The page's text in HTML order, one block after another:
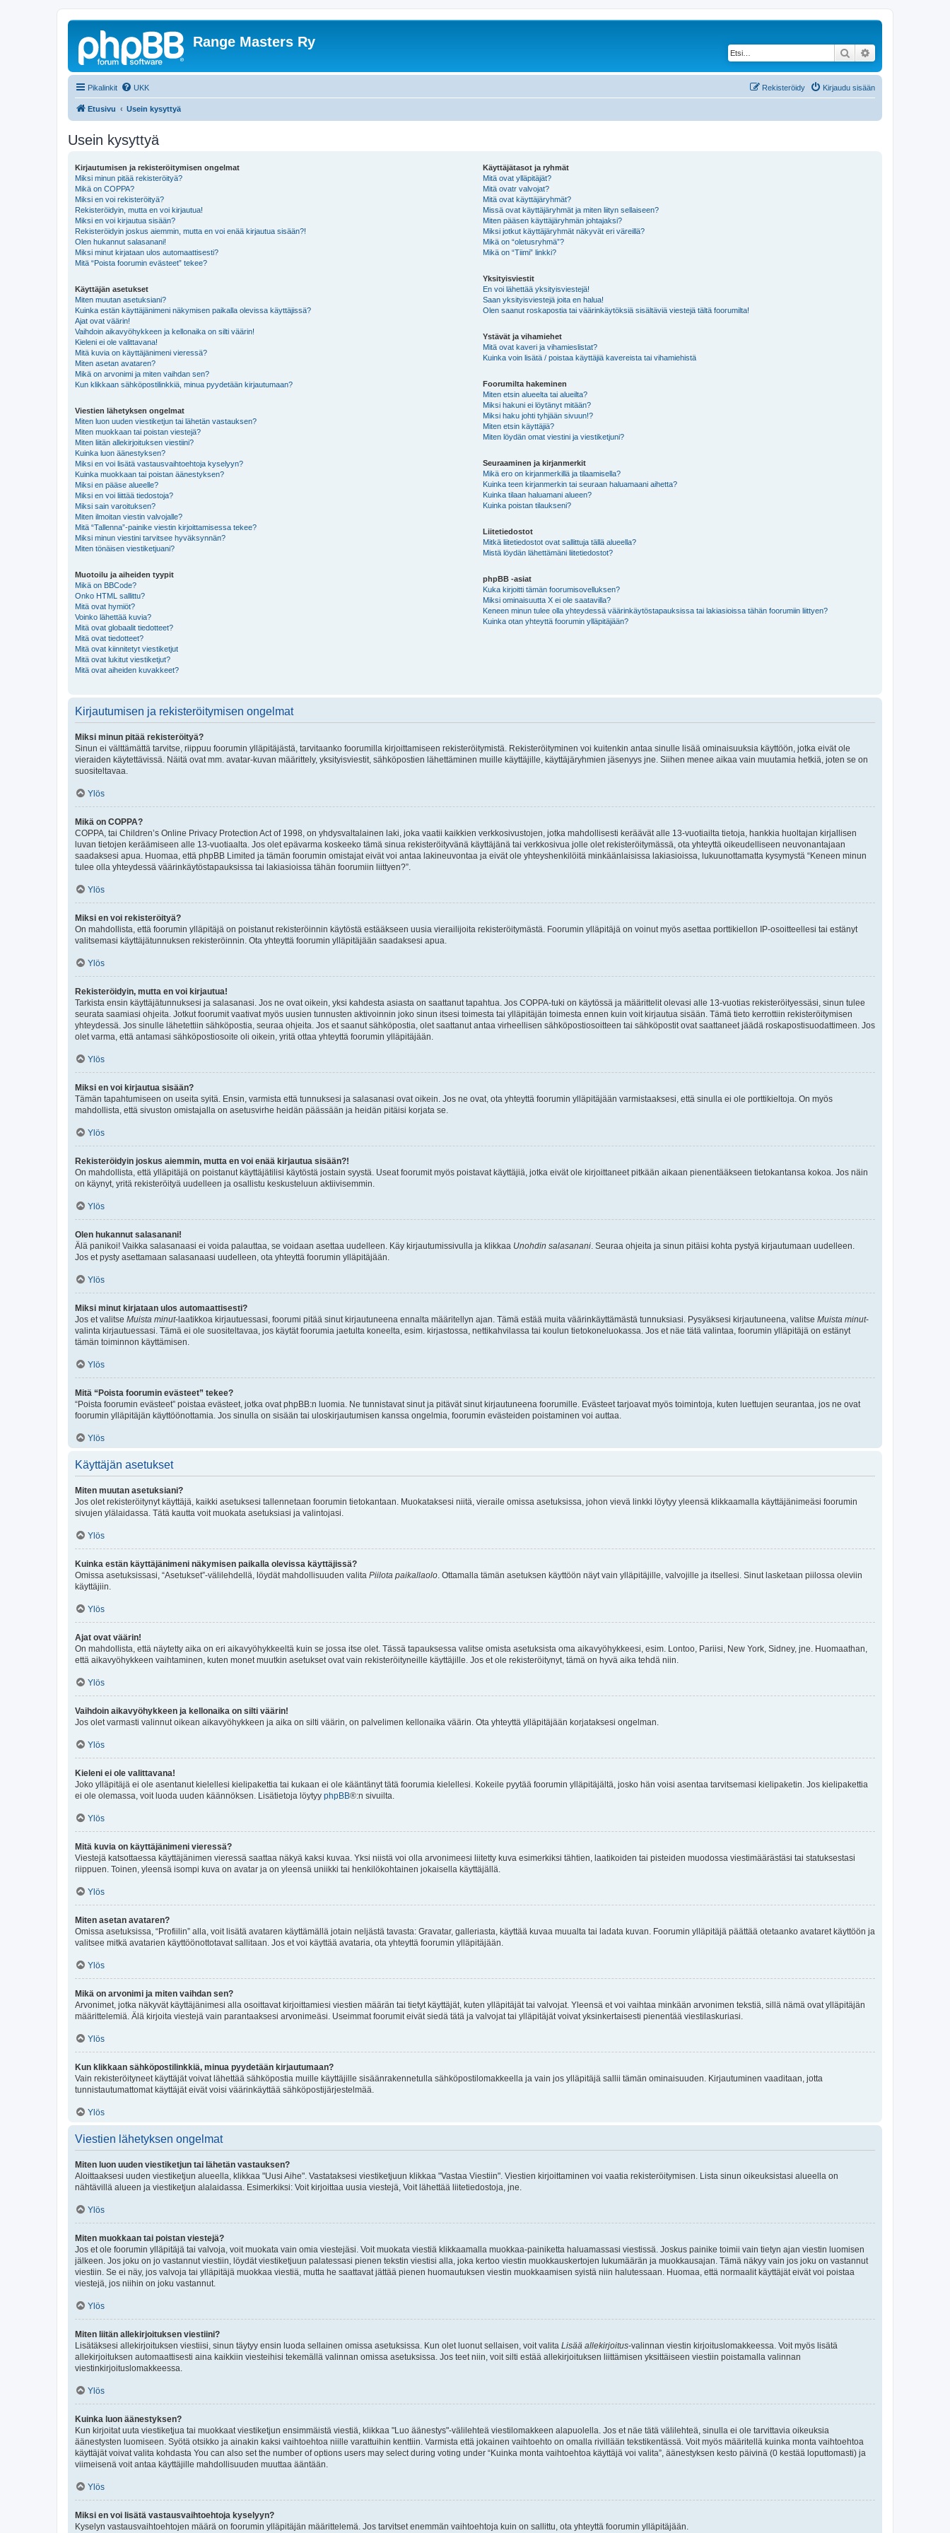
Range Masters Ry
Etsi
Pikalinkit UKK Kirjaudu sisään
Rekisteröidy
Etusivu Usein kysyttyä
Usein kysyttyä
Kirjautumisen ja rekisteröitymisen ongelmat
Miksi minun pitää rekisteröityä?
Mikä on COPPA?
Miksi en voi rekisteröityä?
Rekisteröidyin, mutta en voi kirjautua!
Miksi en voi kirjautua sisään?
Rekisteröidyin joskus aiemmin, mutta en voi enää kirjautua sisään?!
Olen hukannut salasanani!
Miksi minut kirjataan ulos automaattisesti?
Mitä “Poista foorumin evästeet” tekee?
Käyttäjän asetukset
Miten muutan asetuksiani?
Kuinka estän käyttäjänimeni näkymisen paikalla olevissa käyttäjissä?
Ajat ovat väärin!
Vaihdoin aikavyöhykkeen ja kellonaika on silti väärin!
Kieleni ei ole valittavana!
Mitä kuvia on käyttäjänimeni vieressä?
Miten asetan avataren?
Mikä on arvonimi ja miten vaihdan sen?
Kun klikkaan sähköpostilinkkiä, minua pyydetään kirjautumaan?
Viestien lähetyksen ongelmat
Miten luon uuden viestiketjun tai lähetän vastauksen?
Miten muokkaan tai poistan viestejä?
Miten liitän allekirjoituksen viestiini?
Kuinka luon äänestyksen?
Miksi en voi lisätä vastausvaihtoehtoja kyselyyn?
Kuinka muokkaan tai poistan äänestyksen?
Miksi en pääse alueelle?
Miksi en voi liittää tiedostoja?
Miksi sain varoituksen?
Miten ilmoitan viestin valvojalle?
Mitä “Tallenna”-painike viestin kirjoittamisessa tekee?
Miksi minun viestini tarvitsee hyväksynnän?
Miten tönäisen viestiketjuani?
Muotoilu ja aiheiden tyypit
Mikä on BBCode?
Onko HTML sallittu?
Mitä ovat hymiöt?
Voinko lähettää kuvia?
Mitä ovat globaalit tiedotteet?
Mitä ovat tiedotteet?
Mitä ovat kiinnitetyt viestiketjut
Mitä ovat lukitut viestiketjut?
Mitä ovat aiheiden kuvakkeet?
Käyttäjätasot ja ryhmät
Mitä ovat ylläpitäjät?
Mitä ovatr valvojat?
Mitä ovat käyttäjäryhmät?
Missä ovat käyttäjäryhmät ja miten liityn sellaiseen?
Miten pääsen käyttäjäryhmän johtajaksi?
Miksi jotkut käyttäjäryhmät näkyvät eri väreillä?
Mikä on “oletusryhmä”?
Mikä on “Tiimi” linkki?
Yksityisviestit
En voi lähettää yksityisviestejä!
Saan yksityisviestejä joita en halua!
Olen saanut roskapostia tai väärinkäytöksiä sisältäviä viestejä tältä foorumilta!
Ystävät ja vihamiehet
Mitä ovat kaveri ja vihamieslistat?
Kuinka voin lisätä / poistaa käyttäjiä kavereista tai vihamiehistä
Foorumilta hakeminen
Miten etsin alueelta tai alueilta?
Miksi hakuni ei löytänyt mitään?
Miksi haku johti tyhjään sivuun!?
Miten etsin käyttäjiä?
Miten löydän omat viestini ja viestiketjuni?
Seuraaminen ja kirjanmerkit
Mikä ero on kirjanmerkillä ja tilaamisella?
Kuinka teen kirjanmerkin tai seuraan haluamaani aihetta?
Kuinka tilaan haluamani alueen?
Kuinka poistan tilaukseni?
Liitetiedostot
Mitkä liitetiedostot ovat sallittuja tällä alueella?
Mistä löydän lähettämäni liitetiedostot?
phpBB -asiat
Kuka kirjoitti tämän foorumisovelluksen?
Miksi ominaisuutta X ei ole saatavilla?
Keneen minun tulee olla yhteydessä väärinkäytöstapauksissa tai lakiasioissa tähän foorumiin liittyen?
Kuinka otan yhteyttä foorumin ylläpitäjään?
Kirjautumisen ja rekisteröitymisen ongelmat
Miksi minun pitää rekisteröityä?
Sinun ei välttämättä tarvitse, riippuu foorumin ylläpitäjästä, tarvitaanko foorumilla kirjoittamiseen rekisteröitymistä. Rekisteröityminen voi kuitenkin antaa sinulle lisää ominaisuuksia käyttöön, jotka eivät ole
vieraiden käytettävissä. Näitä ovat mm. avatar-kuvan määrittely, yksityisviestit, sähköpostien lähettäminen muille käyttäjille, käyttäjäryhmien jäsenyys jne. Siihen menee aikaa vain muutamia hetkiä, joten se on
suositeltavaa.
Ylös
Mikä on COPPA?
COPPA, tai Children’s Online Privacy Protection Act of 1998, on yhdysvaltalainen laki, joka vaatii kaikkien verkkosivustojen, jotka mahdollisesti keräävät alle 13-vuotiailta tietoja, hankkia huoltajan kirjallisen
luvan tietojen keräämiseen alle 13-vuotiaalta. Jos olet epävarma koskeeko tämä sinua rekisteröityvänä käyttäjänä tai verkkosivua jolle olet rekisteröitymässä, ota yhteyttä oikeudelliseen neuvonantajaan
saadaksesi apua. Huomaa, että phpBB Limited ja tämän foorumin omistajat eivät voi antaa lakineuvontaa ja eivät ole yhteyshenkilöitä minkäänlaisissa lakiasioissa, lukuunottamatta kysymystä “Keneen minun
tulee olla yhteydessä väärinkäytöstapauksissa tai lakiasioissa tähän foorumiin liittyen?”.
Ylös
Miksi en voi rekisteröityä?
On mahdollista, että foorumin ylläpitäjä on poistanut rekisteröinnin käytöstä estääkseen uusia vierailijoita rekisteröitymästä. Foorumin ylläpitäjä on voinut myös asettaa porttikiellon IP-osoitteellesi tai estänyt
valitsemasi käyttäjätunnuksen rekisteröinnin. Ota yhteyttä foorumin ylläpitäjään saadaksesi apua.
Ylös
Rekisteröidyin, mutta en voi kirjautua!
Tarkista ensin käyttäjätunnuksesi ja salasanasi. Jos ne ovat oikein, yksi kahdesta asiasta on saattanut tapahtua. Jos COPPA-tuki on käytössä ja määrittelit olevasi alle 13-vuotias rekisteröityessäsi, sinun tulee
seurata saamiasi ohjeita. Jotkut foorumit vaativat myös uusien tunnusten aktivoinnin joko sinun itsesi toimesta tai ylläpitäjän toimesta ennen kuin voit kirjautua sisään. Tämä tieto kerrottiin rekisteröitymisen
yhteydessä. Jos sinulle lähetettiin sähköpostia, seuraa ohjeita. Jos et saanut sähköpostia, olet saattanut antaa virheellisen sähköpostiosoitteen tai sähköpostit ovat saattaneet jäädä roskapostisuodattimeen. Jos
olet varma, että antamasi sähköpostiosoite oli oikein, yritä ottaa yhteyttä foorumin ylläpitäjään.
Ylös
Miksi en voi kirjautua sisään?
Tämän tapahtumiseen on useita syitä. Ensin, varmista että tunnuksesi ja salasanasi ovat oikein. Jos ne ovat, ota yhteyttä foorumin ylläpitäjään varmistaaksesi, että sinulla ei ole porttikieltoja. On myös
mahdollista, että sivuston omistajalla on asetusvirhe heidän päässään ja heidän pitäisi korjata se.
Ylös
Rekisteröidyin joskus aiemmin, mutta en voi enää kirjautua sisään?!
On mahdollista, että ylläpitäjä on poistanut käyttäjätilisi käytöstä jostain syystä. Useat foorumit myös poistavat käyttäjiä, jotka eivät ole kirjoittaneet pitkään aikaan pienentääkseen tietokantansa kokoa. Jos näin
on käynyt, yritä rekisteröityä uudelleen ja osallistu keskusteluun aktiivisemmin.
Ylös
Olen hukannut salasanani!
Älä panikoi! Vaikka salasanaasi ei voida palauttaa, se voidaan asettaa uudelleen. Käy kirjautumissivulla ja klikkaa Unohdin salasanani. Seuraa ohjeita ja sinun pitäisi kohta pystyä kirjautumaan uudelleen.
Jos et pysty asettamaan salasanaasi uudelleen, ota yhteyttä foorumin ylläpitäjään.
Ylös
Miksi minut kirjataan ulos automaattisesti?
Jos et valitse Muista minut-laatikkoa kirjautuessasi, foorumi pitää sinut kirjautuneena ennalta määritellyn ajan. Tämä estää muita väärinkäyttämästä tunnuksiasi. Pysyäksesi kirjautuneena, valitse Muista minut-
valinta kirjautuessasi. Tämä ei ole suositeltavaa, jos käytät foorumia jaetulta koneelta, esim. kirjastossa, nettikahvilassa tai koulun tietokoneluokassa. Jos et näe tätä valintaa, foorumin ylläpitäjä on estänyt
tämän toiminnon käyttämisen.
Ylös
Mitä “Poista foorumin evästeet” tekee?
“Poista foorumin evästeet” poistaa evästeet, jotka ovat phpBB:n luomia. Ne tunnistavat sinut ja pitävät sinut kirjautuneena foorumille. Evästeet tarjoavat myös toimintoja, kuten luettujen seurantaa, jos ne ovat
foorumin ylläpitäjän käyttöönottamia. Jos sinulla on sisään tai uloskirjautumisen kanssa ongelmia, foorumin evästeiden poistaminen voi auttaa.
Ylös
Käyttäjän asetukset
Miten muutan asetuksiani?
Jos olet rekisteröitynyt käyttäjä, kaikki asetuksesi tallennetaan foorumin tietokantaan. Muokataksesi niitä, vieraile omissa asetuksissa, johon vievä linkki löytyy yleensä klikkaamalla käyttäjänimeäsi foorumin
sivujen ylälaidassa. Tätä kautta voit muokata asetuksiasi ja valintojasi.
Ylös
Kuinka estän käyttäjänimeni näkymisen paikalla olevissa käyttäjissä?
Omissa asetuksissasi, “Asetukset”-välilehdellä, löydät mahdollisuuden valita Piilota paikallaolo. Ottamalla tämän asetuksen käyttöön näyt vain ylläpitäjille, valvojille ja itsellesi. Sinut lasketaan piilossa oleviin
käyttäjiin.
Ylös
Ajat ovat väärin!
On mahdollista, että näytetty aika on eri aikavyöhykkeeltä kuin se jossa itse olet. Tässä tapauksessa valitse omista asetuksista oma aikavyöhykkeesi, esim. Lontoo, Pariisi, New York, Sidney, jne. Huomaathan,
että aikavyöhykkeen vaihtaminen, kuten monet muutkin asetukset ovat vain rekisteröityneille käyttäjille. Jos et ole rekisteröitynyt, tämä on hyvä aika tehdä niin.
Ylös
Vaihdoin aikavyöhykkeen ja kellonaika on silti väärin!
Jos olet varmasti valinnut oikean aikavyöhykkeen ja aika on silti väärin, on palvelimen kellonaika väärin. Ota yhteyttä ylläpitäjään korjataksesi ongelman.
Ylös
Kieleni ei ole valittavana!
Joko ylläpitäjä ei ole asentanut kielellesi kielipakettia tai kukaan ei ole kääntänyt tätä foorumia kielellesi. Kokeile pyytää foorumin ylläpitäjältä, josko hän voisi asentaa tarvitsemasi kielipaketin. Jos kielipakettia
ei ole olemassa, voit luoda uuden käännöksen. Lisätietoja löytyy phpBB®:n sivuilta.
Ylös
Mitä kuvia on käyttäjänimeni vieressä?
Viestejä katsottaessa käyttäjänimen vieressä saattaa näkyä kaksi kuvaa. Yksi niistä voi olla arvonimeesi liitetty kuva esimerkiksi tähtien, laatikoiden tai pisteiden muodossa viestimäärästäsi tai statuksestasi
riippuen. Toinen, yleensä isompi kuva on avatar ja on yleensä uniikki tai henkilökohtainen jokaisella käyttäjällä.
Ylös
Miten asetan avataren?
Omissa asetuksissa, “Profiilin” alla, voit lisätä avataren käyttämällä jotain neljästä tavasta: Gravatar, galleriasta, käyttää kuvaa muualta tai ladata kuvan. Foorumin ylläpitäjä päättää otetaanko avataret käyttöön ja
valitsee mitkä avatarien käyttöönottotavat sallitaan. Jos et voi käyttää avataria, ota yhteyttä foorumin ylläpitäjään.
Ylös
Mikä on arvonimi ja miten vaihdan sen?
Arvonimet, jotka näkyvät käyttäjänimesi alla osoittavat kirjoittamiesi viestien määrän tai tietyt käyttäjät, kuten ylläpitäjät tai valvojat. Yleensä et voi vaihtaa minkään arvonimen tekstiä, sillä nämä ovat ylläpitäjän
määrittelemiä. Älä kirjoita viestejä vain parantaaksesi arvonimeäsi. Useimmat foorumit eivät siedä tätä ja valvojat tai ylläpitäjät voivat yksinkertaisesti pienentää viestilaskuriasi.
Ylös
Kun klikkaan sähköpostilinkkiä, minua pyydetään kirjautumaan?
Vain rekisteröityneet käyttäjät voivat lähettää sähköpostia muille käyttäjille sisäänrakennetulla sähköpostilomakkeella ja vain jos ylläpitäjä sallii tämän ominaisuuden. Kirjautuminen vaaditaan, jotta
tunnistautumattomat käyttäjät eivät voisi väärinkäyttää sähköpostijärjestelmää.
Ylös
Viestien lähetyksen ongelmat
Miten luon uuden viestiketjun tai lähetän vastauksen?
Aloittaaksesi uuden viestiketjun alueella, klikkaa "Uusi Aihe". Vastataksesi viestiketjuun klikkaa "Vastaa Viestiin". Viestien kirjoittaminen voi vaatia rekisteröitymisen. Lista sinun oikeuksistasi alueella on
nähtävillä alueen ja viestiketjun alalaidassa. Esimerkiksi: Voit kirjoittaa uusia viestejä, Voit lähettää liitetiedostoja, jne.
Ylös
Miten muokkaan tai poistan viestejä?
Jos et ole foorumin ylläpitäjä tai valvoja, voit muokata vain omia viestejäsi. Voit muokata viestiä klikkaamalla muokkaa-painiketta haluamassasi viestissä. Joskus painike toimii vain tietyn ajan viestin luomisen
jälkeen. Jos joku on jo vastannut viestiin, löydät viestiketjuun palatessasi pienen tekstin viestisi alla, joka kertoo viestin muokkauskertojen lukumäärän ja muokkausajan. Tämä näkyy vain jos joku on vastannut
viestiin. Se ei näy, jos valvoja tai ylläpitäjä muokkaa viestiä, mutta he saattavat jättää pienen huomautuksen viestin muokkaamisen syistä niin halutessaan. Huomaa, että normaalit käyttäjät eivät voi poistaa
viestejä, jos niihin on joku vastannut.
Ylös
Miten liitän allekirjoituksen viestiini?
Lisätäksesi allekirjoituksen viestiisi, sinun täytyy ensin luoda sellainen omissa asetuksissa. Kun olet luonut sellaisen, voit valita Lisää allekirjoitus-valinnan viestin kirjoituslomakkeessa. Voit myös lisätä
allekirjoituksen automaattisesti aina kaikkiin viesteihisi tekemällä valinnan omissa asetuksissa. Jos teet niin, voit silti estää allekirjoituksen liittämisen yksittäiseen viestiin poistamalla valinnan
viestinkirjoituslomakkeessa.
Ylös
Kuinka luon äänestyksen?
Kun kirjoitat uuta viestiketjua tai muokkaat viestiketjun ensimmäistä viestiä, klikkaa "Luo äänestys"-välilehteä viestilomakkeen alapuolella. Jos et näe tätä välilehteä, sinulla ei ole tarvittavia oikeuksia
äänestysten luomiseen. Syötä otsikko ja ainakin kaksi vaihtoehtoa niille varattuihin kenttiin. Varmista että jokainen vaihtoehto on omalla rivillään tekstikentässä. Voit myös määritellä kuinka monta vaihtoehtoa
käyttäjät voivat valita kohdasta You can also set the number of options users may select during voting under “Kuinka monta vaihtoehtoa käyttäjä voi valita”, äänestyksen kesto päivinä (0 kestää loputtomasti) ja
viimeisenä voit antaa käyttäjille mahdollisuuden muuttaa ääntään.
Ylös
Miksi en voi lisätä vastausvaihtoehtoja kyselyyn?
Kyselyn vastausvaihtoehtojen määrä on foorumin ylläpitäjän määrittelemä. Jos tarvitset enemmän vaihtoehtoja kuin on sallittu, ota yhteyttä foorumin ylläpitäjään.